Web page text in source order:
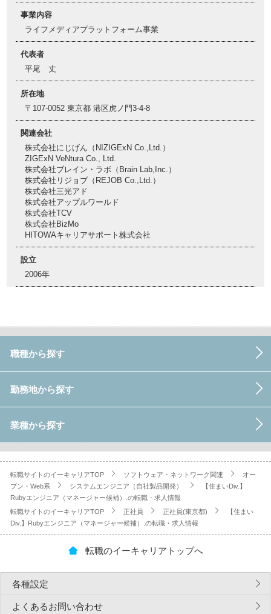
事業内容
ライフメディアプラットフォーム事業
代表者
平尾 丈
所在地
〒107-0052 東京都 港区虎ノ門3-4-8
関連会社
株式会社にじげん（NIZIGExN Co.,Ltd.）
ZIGExN VeNtura Co., Ltd.
株式会社ブレイン・ラボ（Brain Lab,Inc.）
株式会社リジョブ（REJOB Co.,Ltd.）
株式会社三光アド
株式会社アップルワールド
株式会社TCV
株式会社BizMo
HITOWAキャリアサポート株式会社
設立
2006年
職種から探す
勤務地から探す
業種から探す
転職サイトのイーキャリアTOP ソフトウェア・ネットワーク関連
オー
プン・Web系
システムエンジニア（自社製品開発）
【住まいDiv.】
Rubyエンジニア（マネージャー候補）.の転職・求人情報
転職サイトのイーキャリアTOP
正社員 正社員(東京都)
【住まい
Div.】Rubyエンジニア（マネージャー候補）.の転職・求人情報
転職のイーキャリアトップへ
各種設定
よくあるお問い合わせ